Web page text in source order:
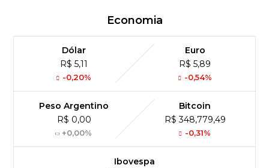
Economia
Dólar
R$ 5,11
-0,20%
Euro
R$ 5,89
-0,54%
Peso Argentino
R$ 0,00
+0,00%
Bitcoin
R$ 348,779,49
-0,31%
Ibovespa